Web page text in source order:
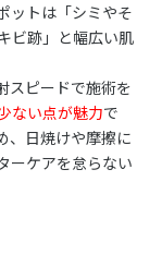
ットは「シミやそ
ビ跡」と幅広い肌
スピードで施術を
ない点が魅力で
、日焼けや摩擦に
ーケアを怠らない